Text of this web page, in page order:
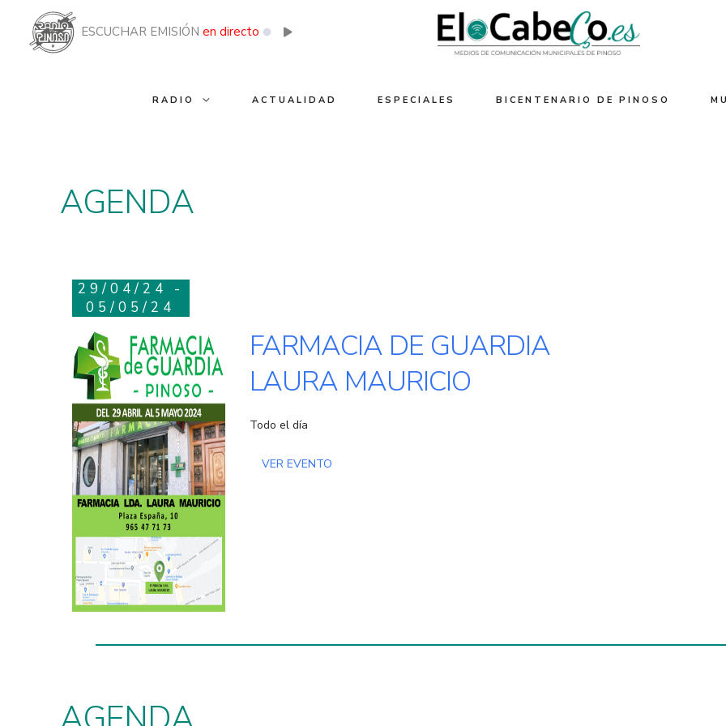
contenido
ESCUCHAR EMISIÓN en directo
RADIO ACTUALIDAD ESPECIALES BICENTENARIO DE PINOSO
AGENDA
29/04/24 -
05/05/24
FARMACIA DE GUARDIA
LAURA MAURICIO
Todo el día
VER EVENTO